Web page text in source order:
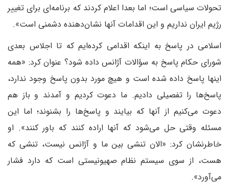
تحولات سیاسی است؛ اما بعدا اعلام کردند که برنامه‌ای برای تغییر
رژیم ایران نداریم و این اقدامات آنها نشان‌دهنده دشمنی است».
اسلامی در پاسخ به اینکه اقدامی کرده‌ایم که تا اجلاس بعدی
شورای حکام پاسخ به سؤالات آژانس داده شود؟ عنوان کرد: «همه
اینها پاسخ داده شده است و هیچ مورد بدون پاسخ وجود ندارد،
پاسخ‌ها را تفصیلی دادیم. ما دعوت کردیم و آمدند و باز هم
دعوت می‌کنیم از آنها که بیایند و پاسخ‌ها را بشنوند؛ اما این
مسئله وقتی حل می‌شود که آنها اراده کنند که باور کنند». او
خاطرنشان کرد: «الان تنشی بین ما و آژانس نیست، تنشی که
هست، از سوی سیستم نظام صهیونیستی است که دارد فشار
می‌آورد».